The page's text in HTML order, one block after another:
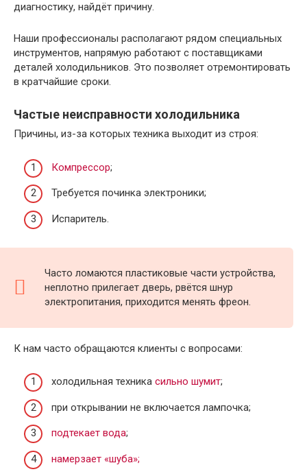
диагностику, найдёт причину.
Наши профессионалы располагают рядом специальных
инструментов, напрямую работают с поставщиками
деталей холодильников. Это позволяет отремонтировать
в кратчайшие сроки.
Частые неисправности холодильника
Причины, из-за которых техника выходит из строя:
Компрессор;
Требуется починка электроники;
Испаритель.
Часто ломаются пластиковые части устройства,
неплотно прилегает дверь, рвётся шнур
электропитания, приходится менять фреон.
К нам часто обращаются клиенты с вопросами:
холодильная техника сильно шумит;
при открывании не включается лампочка;
подтекает вода;
намерзает «шуба»;